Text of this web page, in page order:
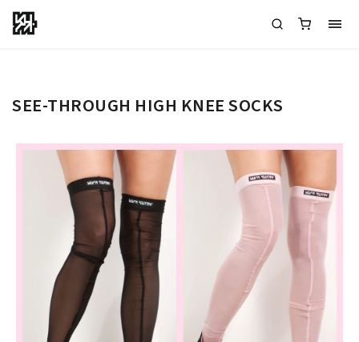
SEE-THROUGH HIGH KNEE SOCKS